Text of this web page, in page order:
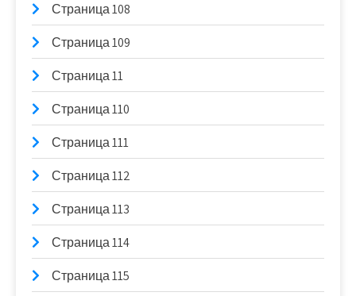
Страница 108
Страница 109
Страница 11
Страница 110
Страница 111
Страница 112
Страница 113
Страница 114
Страница 115